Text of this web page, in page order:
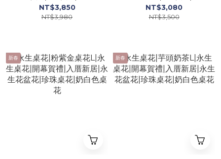
禮|升職賀禮|聖誕布置|藍色
桌花|藍金色桌花
NT$3,850
NT$3,980
新居|永生花盆花|過年桌花|
喜氣桌花
NT$3,080
NT$3,500
新春 新春